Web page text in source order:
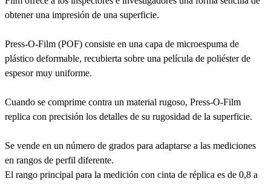
obtener una impresión de una superficie.
Press-O-Film (POF) consiste en una capa de microespuma de
plástico deformable, recubierta sobre una película de poliéster de
espesor muy uniforme.
Cuando se comprime contra un material rugoso, Press-O-Film
replica con precisión los detalles de su rugosidad de la superficie.
Se vende en un número de grados para adaptarse a las mediciones
en rangos de perfil diferente.
El rango principal para la medición con cinta de réplica es de 0,8 a